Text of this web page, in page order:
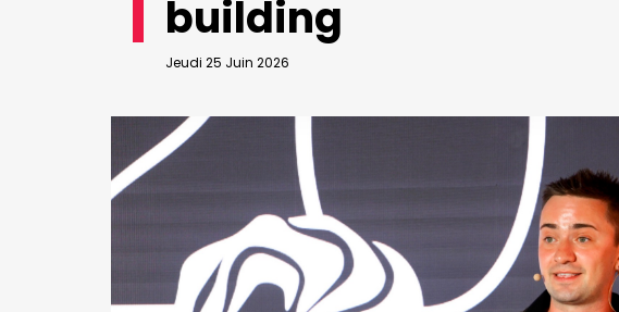
building
Jeudi 25 Juin 2026
Abonnement d’entreprise